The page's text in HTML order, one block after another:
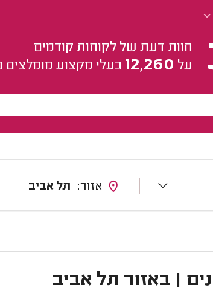
חוות דעת של לקוחות קודמים
על 12,260 בעלי מקצוע מומלצים
תל אביב
| באזור תל אביב